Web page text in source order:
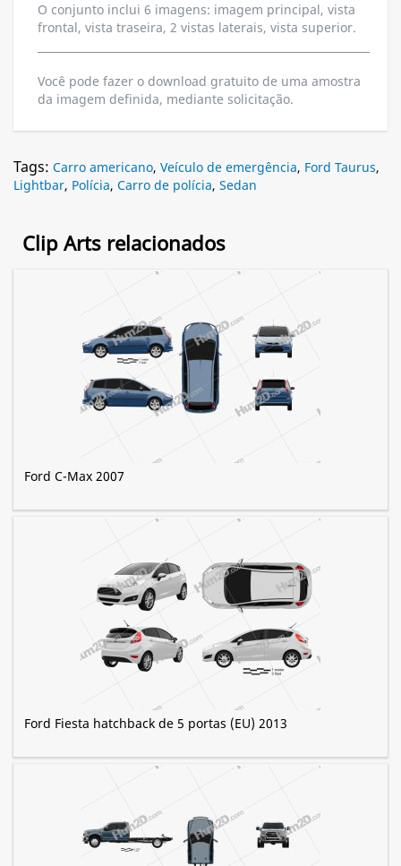
O conjunto inclui 6 imagens: imagem principal, vista
frontal, vista traseira, 2 vistas laterais, vista superior.
Você pode fazer o download gratuito de uma amostra
da imagem definida, mediante solicitação.
Tags: Carro americano, Veículo de emergência, Ford Taurus,
Lightbar, Polícia, Carro de polícia, Sedan
Clip Arts relacionados
Ford C-Max 2007
Ford Fiesta hatchback de 5 portas (EU) 2013